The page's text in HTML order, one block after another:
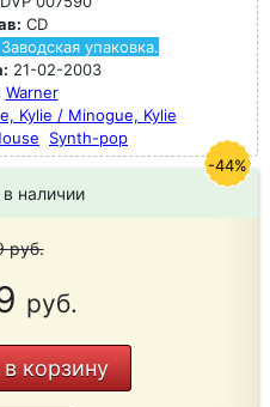
CD
упаковка.
21-02-2003
Warner
Kylie / Minogue, Kylie
Synth-pop
в наличии
руб.
руб.
корзину
-44%